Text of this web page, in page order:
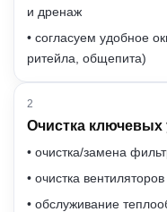
и дренаж
• согласуем удобное
ритейла, общепита)
2
Очистка ключевых
• очистка/замена
• очистка
• обслуживание